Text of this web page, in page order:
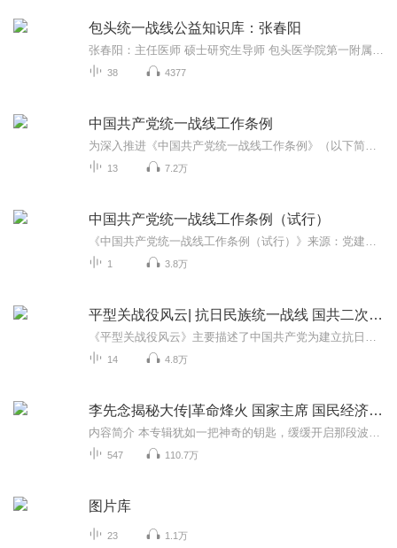
包头统一战线公益知识库：张春阳
38 4377
中国共产党统一战线工作条例
13 7.2万
中国共产党统一战线工作条例（试行）
1 3.8万
平型关战役风云| 抗日民族统一战线 国共二次合作
14 4.8万
李先念揭秘大传|革命烽火 国家主席 国民经济 西路军 统一战线 血与火中走来的财政部长
547 110.7万
图片库
23 1.1万